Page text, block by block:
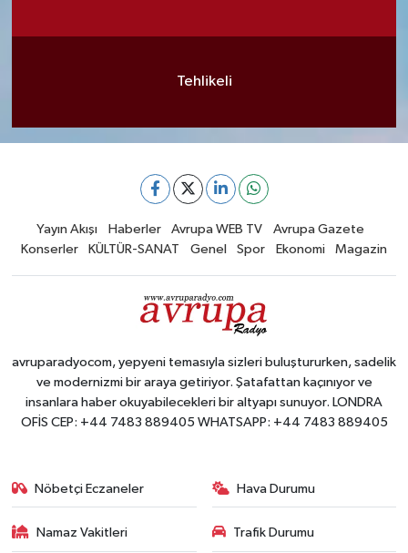
Tehlikeli
Yayın Akışı Haberler Avrupa WEB TV
Avrupa Gazete
Konserler
KÜLTÜR-SANAT Genel Spor Ekonomi Magazin
avruparadyocom, yepyeni temasıyla sizleri buluştururken, sadelik
ve modernizmi bir araya getiriyor. Şatafattan kaçınıyor ve
insanlara haber okuyabilecekleri bir altyapı sunuyor. LONDRA
OFİS CEP: +44 7483 889405 WHATSAPP: +44 7483 889405
Nöbetçi Eczaneler Hava Durumu
Namaz Vakitleri Trafik Durumu